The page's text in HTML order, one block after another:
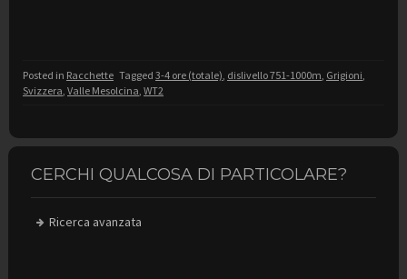
Posted in Racchette Tagged 3-4 ore (totale) dislivello 751-1000m Grigioni
Svizzera Valle Mesolcina WT2
CERCHI QUALCOSA DI PARTICOLARE?
Ricerca avanzata